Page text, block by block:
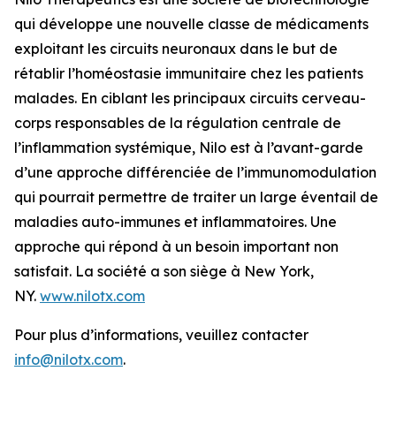
qui développe une nouvelle classe de médicaments
exploitant les circuits neuronaux dans le but de
rétablir l’homéostasie immunitaire chez les patients
malades. En ciblant les principaux circuits cerveau-
corps responsables de la régulation centrale de
l’inflammation systémique, Nilo est à l’avant-garde
d’une approche différenciée de l’immunomodulation
qui pourrait permettre de traiter un large éventail de
maladies auto-immunes et inflammatoires. Une
approche qui répond à un besoin important non
satisfait. La société a son siège à New York,
NY. www.nilotx.com
Pour plus d’informations, veuillez contacter
info@nilotx.com.